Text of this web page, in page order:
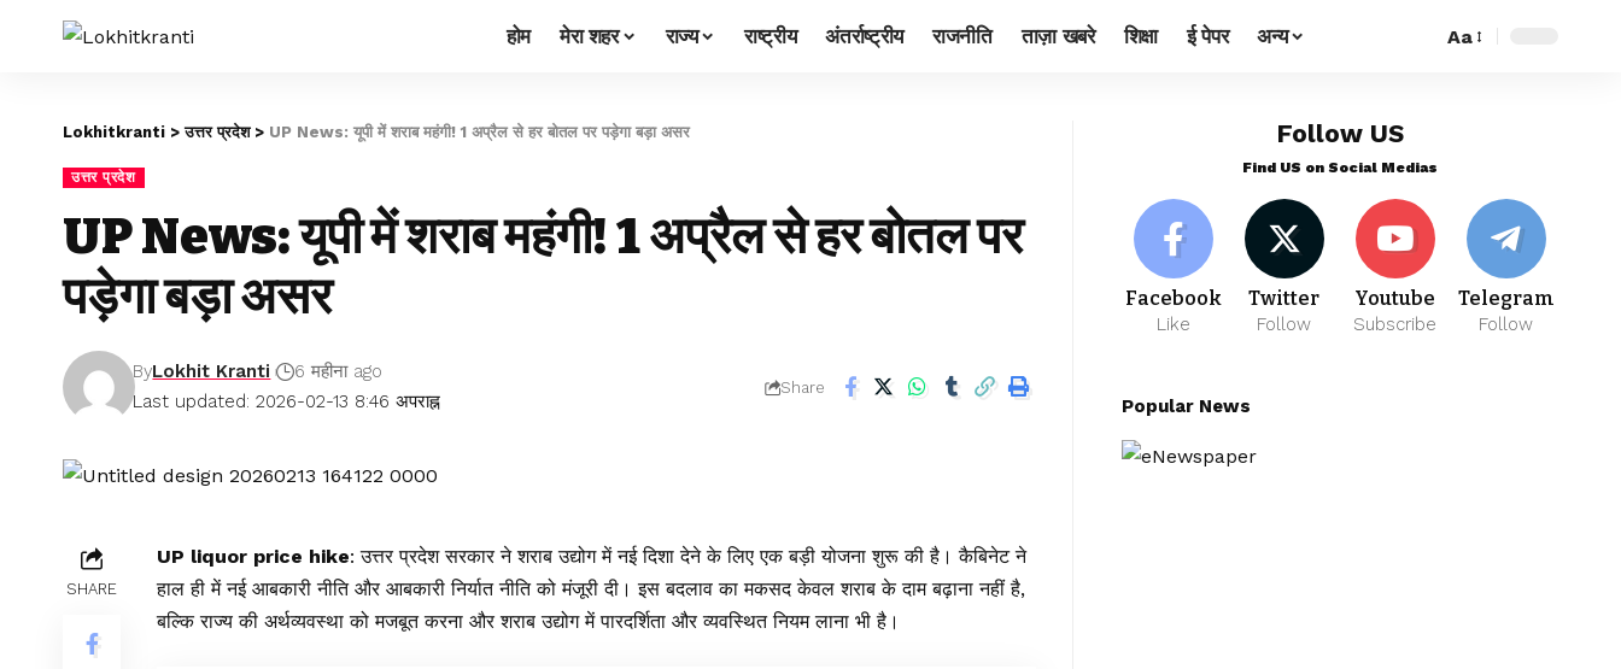
होम मेरा शहर राज्य राष्ट्रीय अंतर्राष्ट्रीय राजनीति ताज़ा खबरे शिक्षा ई पेपर अन्य Aa
Lokhitkranti >उत्तर प्रदेश> UP News: यूपी में शराब महंगी! 1 अप्रैल से हर बोतल पर पड़ेगा बड़ा असर
उत्तर प्रदेश
UP News: यूपी में शराब महंगी! 1 अप्रैल से हर बोतल पर
पड़ेगा बड़ा असर
Last updated: 2026-02-13 8:46 अपराह्न
ByLokhit Kranti 6 महीना ago
Share
SHARE
UP liquor price hike:उत्तर प्रदेश सरकारने शराब उद्योग में नई दिशा देने के लिए एक बड़ी योजना शुरू की है। कैबिनेट ने
हाल ही में नई आबकारी नीति और आबकारी निर्यात नीति को मंजूरी दी। इस बदलाव का मकसद केवल शराब के दाम बढ़ाना नहीं है,
बल्कि राज्य की अर्थव्यवस्था को मजबूत करना और शराब उद्योग में पारदर्शिता और व्यवस्थित नियम लाना भी है।
Follow US
Find US on Social Medias
Facebook
Like
Twitter
Follow
Youtube
Subscribe
Telegram
Follow
Popular News